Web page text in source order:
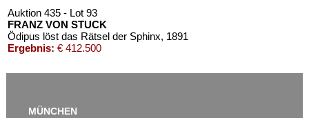
Auktion 435 - Lot 93
FRANZ VON STUCK
Ödipus löst das Rätsel der Sphinx, 1891
Ergebnis: € 412.500
MÜNCHEN